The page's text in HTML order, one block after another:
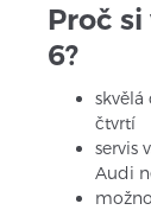
Proč
6?
čtvrtí
servis
Audi